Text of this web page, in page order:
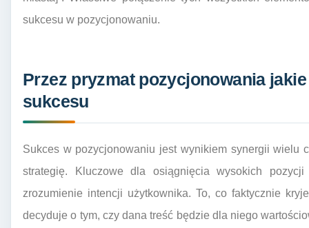
sukcesu w pozycjonowaniu.
Przez pryzmat pozycjonowania
sukcesu
Sukces w pozycjonowaniu jest wynikiem synergii wielu
strategię. Kluczowe dla osiągnięcia wysokich
zrozumienie intencji użytkownika. To, co faktycznie
decyduje o tym, czy dana treść będzie dla niego